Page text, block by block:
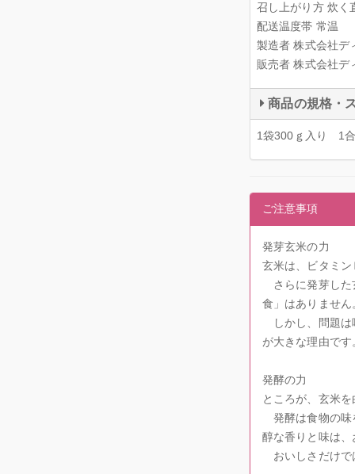
召し上がり方 炊く
配送温度帯 常温
製造者 株式会社デ
販売者 株式会社デ
商品の規格・
1袋300ｇ入り 1合
ご注意事項
発芽玄米の力
玄米は、ビタミ
さらに発芽した
食」はありません
しかし、問題は
が大きな理由です
発酵の力
ところが、玄米
発酵は食物の味
醇な香りと味は
おいしさだけで